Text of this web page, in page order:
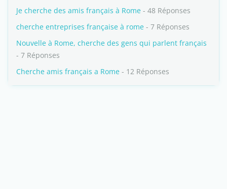
Je cherche des amis français à Rome - 48 Réponses
cherche entreprises française à rome - 7 Réponses
Nouvelle à Rome, cherche des gens qui parlent français
- 7 Réponses
Cherche amis français a Rome - 12 Réponses